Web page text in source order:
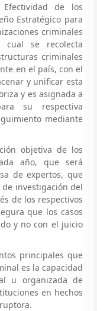
de los
Estratégico para
criminales
cual se recolecta
criminales
en el país, con el
y unificar esta
y es asignada a
su respectiva
mediante
objetiva de los
año, que será
de expertos, que
investigación del
de los respectivos
que los casos
y no con el juicio
principales que
es la capacidad
u organizada de
en hechos